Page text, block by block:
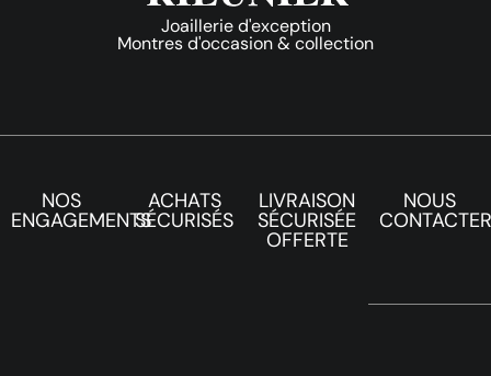
Joaillerie d'exception
Montres d'occasion & collection
NOS
ENGAGEMENTS
ACHATS
SÉCURISÉS
LIVRAISON
SÉCURISÉE
OFFERTE
NOUS
CONTACTER